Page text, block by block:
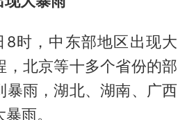
8时，中东部地区出现大
，北京等十多个省份的部
暴雨，湖北、湖南、广西
雨。